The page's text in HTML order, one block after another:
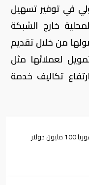
في توفير تسهيل
خارج الشبكة
من خلال تقديم
لعملائها مثل
تكاليف خدمة
دولار